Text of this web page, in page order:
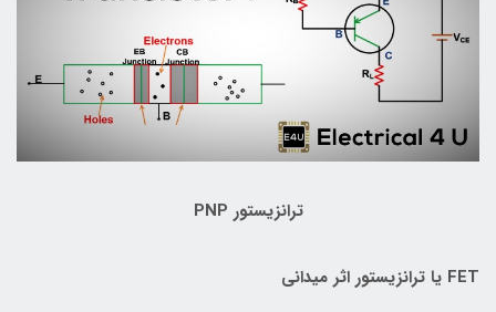
ترانزیستور PNP
FET‌ یا ترانزیستور اثر میدانی